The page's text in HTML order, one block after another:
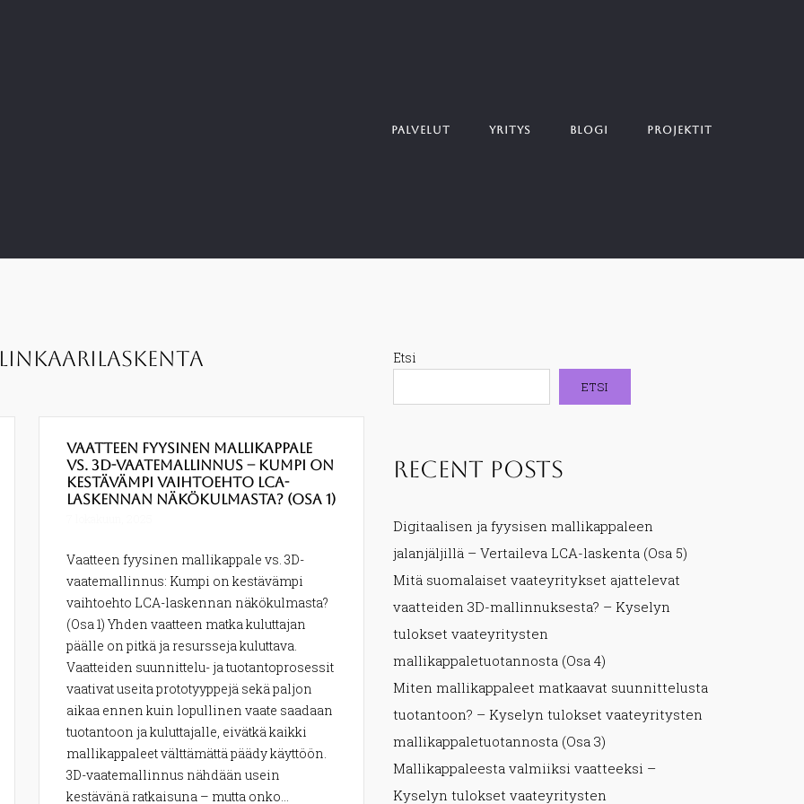
PALVELUT YRITYS BLOGI PROJEKTIT
Vaatteen fyysinen mallikappale
vs. 3D-vaatemallinnus – Kumpi on
kestävämpi vaihtoehto LCA-
laskennan näkökulmasta? (Osa 1)
Vaatteen fyysinen mallikappale vs. 3D-
vaatemallinnus: Kumpi on kestävämpi
vaihtoehto LCA-laskennan näkökulmasta?
(Osa 1) Yhden vaatteen matka kuluttajan
päälle on pitkä ja resursseja kuluttava.
Vaatteiden suunnittelu- ja tuotantoprosessit
vaativat useita prototyyppejä sekä paljon
aikaa ennen kuin lopullinen vaate saadaan
tuotantoon ja kuluttajalle, eivätkä kaikki
mallikappaleet välttämättä päädy käyttöön.
3D-vaatemallinnus nähdään usein
kestävänä ratkaisuna – mutta onko...
Etsi
ETSI
Recent Posts
Digitaalisen ja fyysisen mallikappaleen
jalanjäljillä – Vertaileva LCA-laskenta (Osa 5)
Mitä suomalaiset vaateyritykset ajattelevat
vaatteiden 3D-mallinnuksesta? – Kyselyn
tulokset vaateyritysten
mallikappaletuotannosta (Osa 4)
Miten mallikappaleet matkaavat suunnittelusta
tuotantoon? – Kyselyn tulokset vaateyritysten
mallikappaletuotannosta (Osa 3)
Mallikappaleesta valmiiksi vaatteeksi –
Kyselyn tulokset vaateyritysten